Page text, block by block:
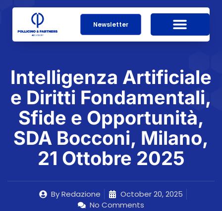
Newsletter
Intelligenza Artificiale
e Diritti Fondamentali,
Sfide e Opportunità,
SDA Bocconi, Milano,
21 Ottobre 2025
ByRedazione
October 20, 2025
No Comments